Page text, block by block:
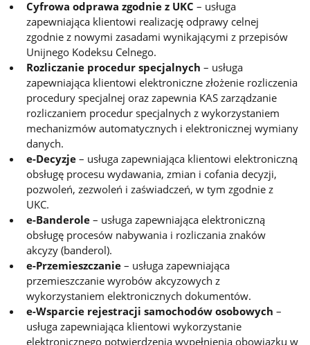
Cyfrowa odprawa zgodnie z UKC– usługa
zapewniająca klientowi realizację odprawy celnej
zgodnie z nowymi zasadami wynikającymi z przepisów
Unijnego Kodeksu Celnego.
Rozliczanie procedur specjalnych – usługa
zapewniająca klientowi elektroniczne złożenie rozliczenia
procedury specjalnej oraz zapewnia KAS zarządzanie
rozliczaniem procedur specjalnych z wykorzystaniem
mechanizmów automatycznych i elektronicznej wymiany
danych.
e-Decyzje– usługa zapewniająca klientowi elektroniczną
obsługę procesu wydawania, zmian i cofania decyzji,
pozwoleń, zezwoleń i zaświadczeń, w tym zgodnie z
UKC.
e-Banderole – usługa zapewniająca elektroniczną
obsługę procesów nabywania i rozliczania znaków
akcyzy (banderol).
e-Przemieszczanie – usługa zapewniająca
przemieszczanie wyrobów akcyzowych z
wykorzystaniem elektronicznych dokumentów.
e-Wsparcie rejestracji samochodów osobowych –
usługa zapewniająca klientowi wykorzystanie
elektronicznego potwierdzenia wypełnienia obowiązku w